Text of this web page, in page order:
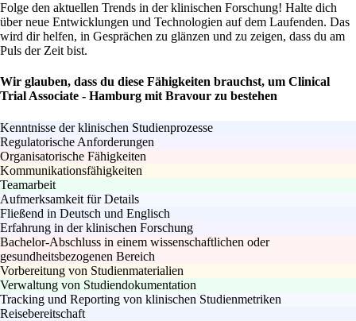
Folge den aktuellen Trends in der klinischen Forschung! Halte dich
über neue Entwicklungen und Technologien auf dem Laufenden. Das
wird dir helfen, in Gesprächen zu glänzen und zu zeigen, dass du am
Puls der Zeit bist.
Wir glauben, dass du diese Fähigkeiten brauchst, um Clinical
Trial Associate - Hamburg mit Bravour zu bestehen
Kenntnisse der klinischen Studienprozesse
Regulatorische Anforderungen
Organisatorische Fähigkeiten
Kommunikationsfähigkeiten
Teamarbeit
Aufmerksamkeit für Details
Fließend in Deutsch und Englisch
Erfahrung in der klinischen Forschung
Bachelor-Abschluss in einem wissenschaftlichen oder
gesundheitsbezogenen Bereich
Vorbereitung von Studienmaterialien
Verwaltung von Studiendokumentation
Tracking und Reporting von klinischen Studienmetriken
Reisebereitschaft